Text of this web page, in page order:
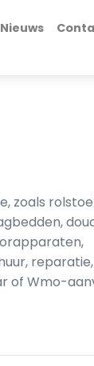
Nieuws
zoals
of Wmo-